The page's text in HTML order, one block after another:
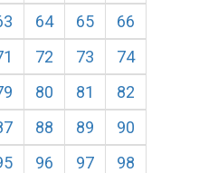
64 65
66
72 73
74
80 81
82
88 89
90
96 97
98